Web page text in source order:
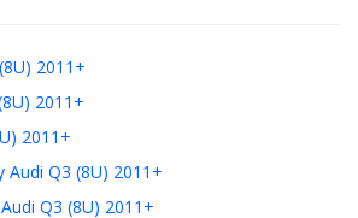
2011+
2011+
2011+
Q3 (8U) 2011+
Q3 (8U) 2011+